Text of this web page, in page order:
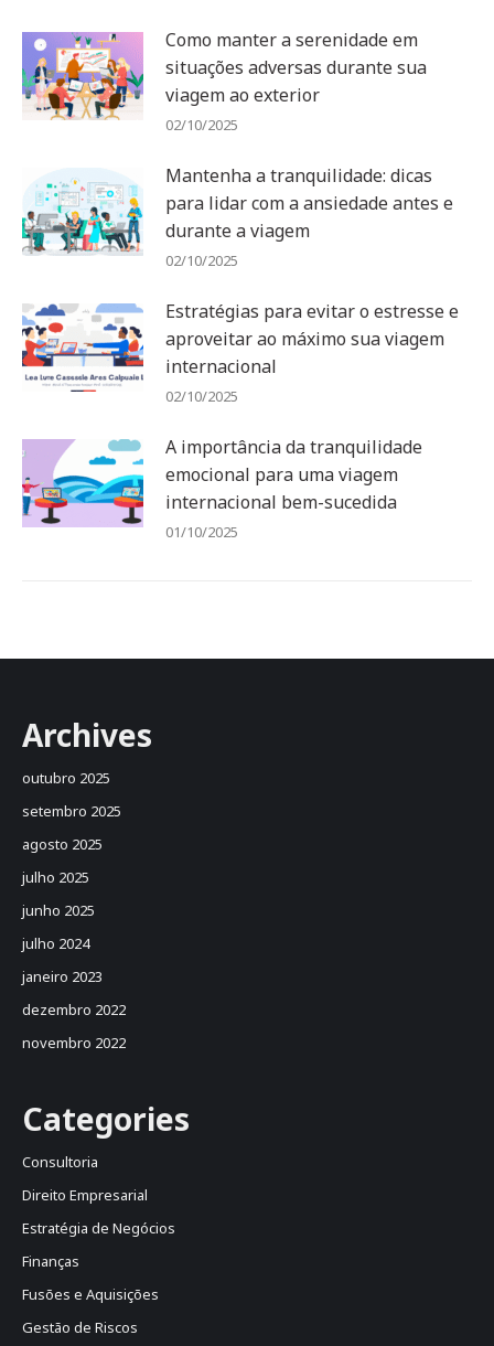
Como manter a serenidade em
situações adversas durante sua
viagem ao exterior
02/10/2025
Mantenha a tranquilidade: dicas
para lidar com a ansiedade antes e
durante a viagem
02/10/2025
Estratégias para evitar o estresse e
aproveitar ao máximo sua viagem
internacional
02/10/2025
A importância da tranquilidade
emocional para uma viagem
internacional bem-sucedida
01/10/2025
Archives
outubro 2025
setembro 2025
agosto 2025
julho 2025
junho 2025
julho 2024
janeiro 2023
dezembro 2022
novembro 2022
Categories
Consultoria
Direito Empresarial
Estratégia de Negócios
Finanças
Fusões e Aquisições
Gestão de Riscos